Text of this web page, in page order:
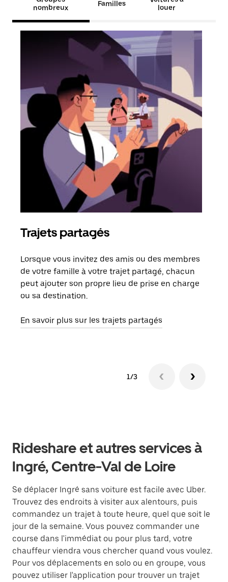
nombreux
Familles
louer
Trajets partagés
Lorsque vous invitez des amis ou des membres
de votre famille à votre trajet partagé, chacun
peut ajouter son propre lieu de prise en charge
ou sa destination.
En savoir plus sur les trajets partagés
1/3
Rideshare et autres services à
Ingré, Centre-Val de Loire
Se déplacer Ingré sans voiture est facile avec Uber.
Trouvez des endroits à visiter aux alentours, puis
commandez un trajet à toute heure, quel que soit le
jour de la semaine. Vous pouvez commander une
course dans l'immédiat ou pour plus tard, votre
chauffeur viendra vous chercher quand vous voulez.
Pour vos déplacements en solo ou en groupe, vous
pouvez utiliser l'application pour trouver un trajet